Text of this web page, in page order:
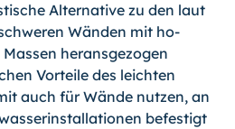
Alternative zu den laut
Wänden mit ho­
heransgezogen
Vorteile des leichten
auch für Wände nutzen, an
befestigt